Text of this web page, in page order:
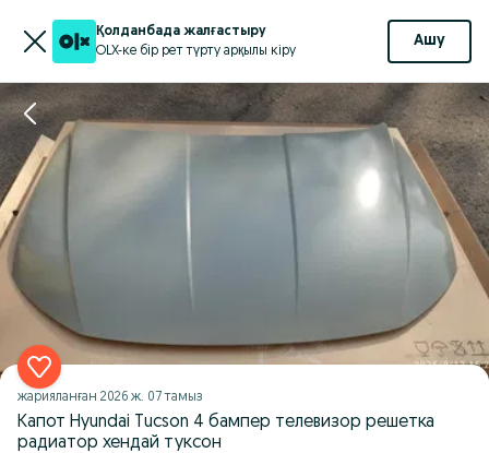
Қолданбада жалғастыру
OLX-ке бір рет түрту арқылы кіру
Ашу
жарияланған 2026 ж. 07 тамыз
Капот Hyundai Tucson 4 бампер телевизор решетка
радиатор хендай туксон